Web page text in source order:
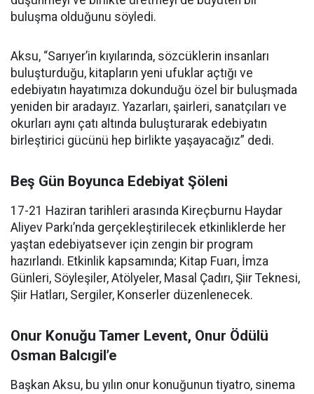
buluşma olduğunu söyledi.
Aksu, “Sarıyer’in kıyılarında, sözcüklerin insanları
buluşturduğu, kitapların yeni ufuklar açtığı ve
edebiyatın hayatımıza dokunduğu özel bir buluşmada
yeniden bir aradayız. Yazarları, şairleri, sanatçıları ve
okurları aynı çatı altında buluşturarak edebiyatın
birleştirici gücünü hep birlikte yaşayacağız” dedi.
Beş Gün Boyunca Edebiyat Şöleni
17-21 Haziran tarihleri arasında Kireçburnu Haydar
Aliyev Parkı’nda gerçekleştirilecek etkinliklerde her
yaştan edebiyatsever için zengin bir program
hazırlandı. Etkinlik kapsamında; Kitap Fuarı, İmza
Günleri, Söyleşiler, Atölyeler, Masal Çadırı, Şiir Teknesi,
Şiir Hatları, Sergiler, Konserler düzenlenecek.
Onur Konuğu Tamer Levent, Onur Ödülü
Osman Balcıgil’e
Başkan Aksu, bu yılın onur konuğunun tiyatro, sinema